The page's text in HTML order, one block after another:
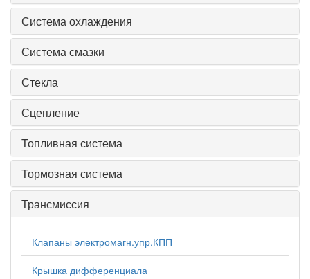
Система охлаждения
Система смазки
Стекла
Сцепление
Топливная система
Тормозная система
Трансмиссия
Клапаны электромагн.упр.КПП
Крышка дифференциала